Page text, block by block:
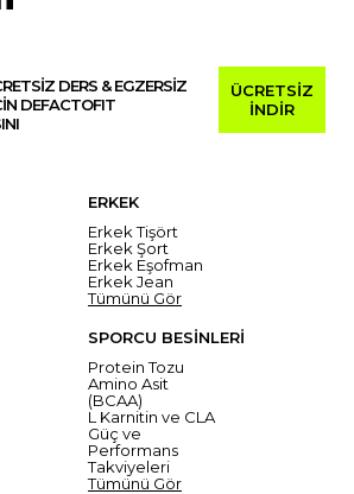
DERS & EGZERSİZ
DEFACTOFIT
ÜCRETSİZ
İNDİR
ERKEK
Erkek Tişört
Erkek Şort
Erkek Eşofman
Erkek Jean
Tümünü Gör
SPORCU BESİNLERİ
Protein Tozu
Amino Asit
(BCAA)
L Karnitin ve CLA
Güç ve
Performans
Takviyeleri
Tümünü Gör